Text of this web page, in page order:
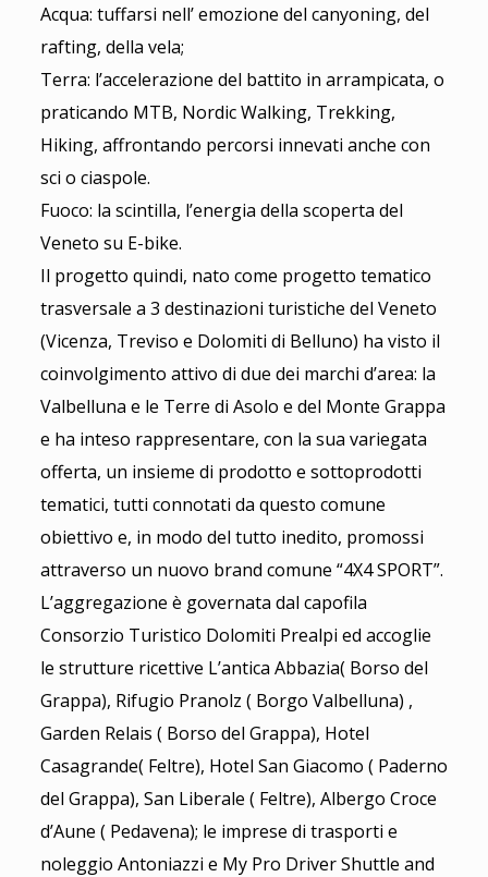
Acqua: tuffarsi nell’ emozione del canyoning, del
rafting, della vela;
Terra: l’accelerazione del battito in arrampicata, o
praticando MTB, Nordic Walking, Trekking,
Hiking, affrontando percorsi innevati anche con
sci o ciaspole.
Fuoco: la scintilla, l’energia della scoperta del
Veneto su E-bike.
Il progetto quindi, nato come progetto tematico
trasversale a 3 destinazioni turistiche del Veneto
(Vicenza, Treviso e Dolomiti di Belluno) ha visto il
coinvolgimento attivo di due dei marchi d’area: la
Valbelluna e le Terre di Asolo e del Monte Grappa
e ha inteso rappresentare, con la sua variegata
offerta, un insieme di prodotto e sottoprodotti
tematici, tutti connotati da questo comune
obiettivo e, in modo del tutto inedito, promossi
attraverso un nuovo brand comune “4X4 SPORT”.
L’aggregazione è governata dal capofila
Consorzio Turistico Dolomiti Prealpi ed accoglie
le strutture ricettive L’antica Abbazia( Borso del
Grappa), Rifugio Pranolz ( Borgo Valbelluna) ,
Garden Relais ( Borso del Grappa), Hotel
Casagrande( Feltre), Hotel San Giacomo ( Paderno
del Grappa), San Liberale ( Feltre), Albergo Croce
d’Aune ( Pedavena); le imprese di trasporti e
noleggio Antoniazzi e My Pro Driver Shuttle and